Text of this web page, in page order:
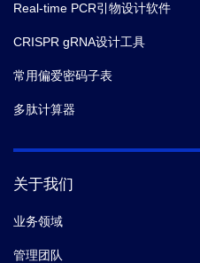
Real-time PCR引物设计软件
CRISPR gRNA设计工具
常用偏爱密码子表
多肽计算器
关于我们
业务领域
管理团队